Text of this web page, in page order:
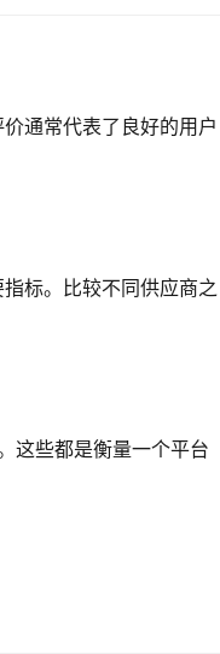
通常代表了良好的用户
标。比较不同供应商之
这些都是衡量一个平台